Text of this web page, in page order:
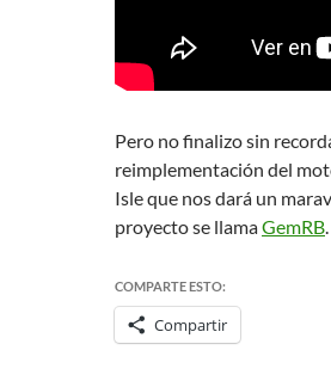
Pero no finalizo sin
reimplementación del
Isle que nos dará un
proyecto se llamaGemRB.
COMPARTE ESTO:
Compartir